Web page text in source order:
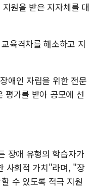
원을 받은 지자체를 대
육격차를 해소하고 지
애인 자립을 위한 전문
평가를 받아 공모에 선
장애 유형의 학습자가
사회적 가치"라며, "장
수 있도록 적극 지원